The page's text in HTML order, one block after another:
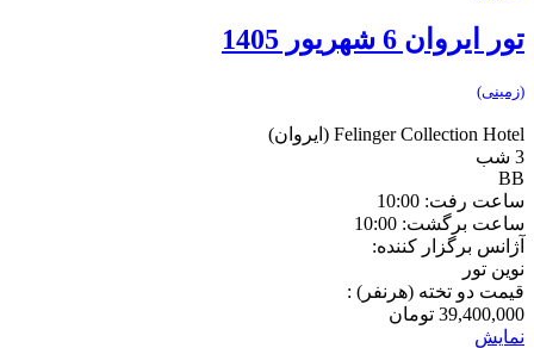
تور ایروان 6 شهریور 1405
(زمینی)
Felinger Collection Hotel (ایروان)
3 شب
BB
ساعت رفت: 10:00
ساعت برگشت: 10:00
آژانس برگزار کننده:
نوین تور
قیمت دو تخته (هرنفر) :
39,400,000 تومان
نمایش